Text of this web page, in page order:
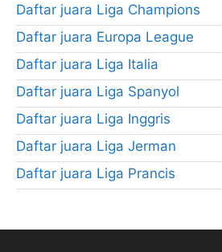
Daftar juara Liga Champions
Daftar juara Europa League
Daftar juara Liga Italia
Daftar juara Liga Spanyol
Daftar juara Liga Inggris
Daftar juara Liga Jerman
Daftar juara Liga Prancis